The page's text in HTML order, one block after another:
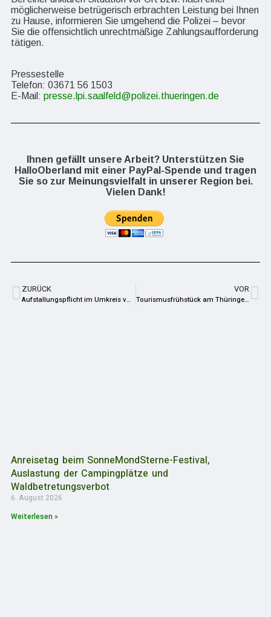
möglicherweise betrügerisch erbrachten Leistung bei Ihnen
zu Hause, informieren Sie umgehend die Polizei – bevor
Sie die offensichtlich unrechtmäßige Zahlungsaufforderung
tätigen.
Pressestelle
Telefon: 03671 56 1503
E-Mail: presse.lpi.saalfeld@polizei.thueringen.de
Ihnen gefällt unsere Arbeit? Unterstützen Sie
HalloOberland mit einer PayPal-Spende und tragen
Sie so zur Meinungsvielfalt in unserer Region bei.
Vielen Dank!
ZURÜCK
Aufstallungspflicht im Umkreis von Thierbach wird aufgehoben
VOR
Tourismusfrühstück am Thüringer Meer bringt Akteure der Region zusammen
Anreisetag beim SonneMondSterne-Festival,
Auslastung der Campingplätze und
Waldbetretungsverbot
6. August 2026
Weiterlesen »